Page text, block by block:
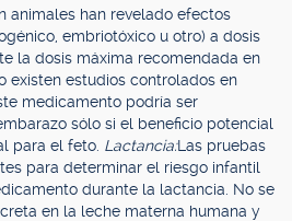
animales han revelado efectos
embriotóxico u otro) a dosis
la dosis máxima recomendada en
existen estudios controlados en
medicamento podría ser
sólo si el beneficio potencial
para el feto. Lactancia:Las pruebas
para determinar el riesgo infantil
durante la lactancia. No se
en la leche materna humana y